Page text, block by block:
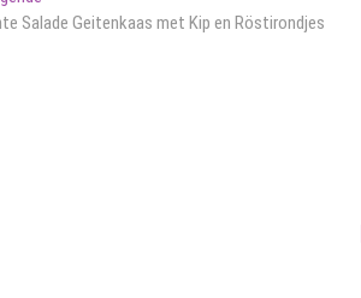
bericht:
Salade Geitenkaas met Kip en Röstirondjes